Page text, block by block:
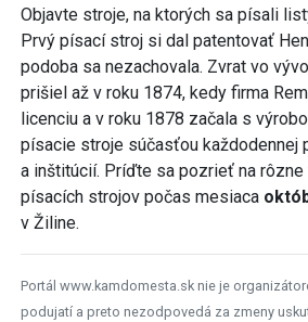
Objavte stroje, na ktorých sa písali
Prvý písací stroj si dal patentovať
podoba sa nezachovala. Zvrat vo
prišiel až v roku 1874, kedy firma
licenciu a v roku 1878 začala s
písacie stroje súčasťou každodennej
a inštitúcií. Príďte sa pozrieť na rôzne
písacích strojov počas mesiaca
v Žiline.
Portál www.kamdomesta.sk nie je
podujatí a preto nezodpovedá za zmeny